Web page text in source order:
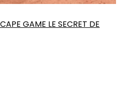
GAME LE SECRET DE